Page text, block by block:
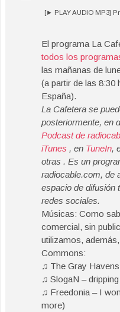
[► PLAY AUDIO MP3]
El programa La
todos los
las mañanas de
(a partir de las 8:30
España).
La Cafetera se
posteriormente, en
Podcast de
iTunes , en TuneIn,
otras . Es un
radiocable.com, de
espacio de difusión
redes sociales.
Músicas: Como
comercial, sin
utilizamos,
Commons:
♫ The Gray
♫ SlogaN – dripping
♫ Freedonia – I
more)